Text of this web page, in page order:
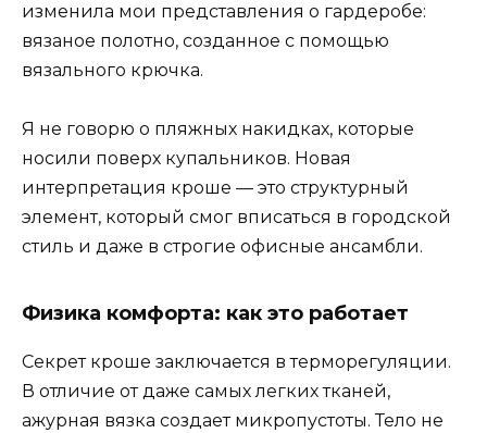
изменила мои представления о гардеробе:
вязаное полотно, созданное с помощью
вязального крючка.
Я не говорю о пляжных накидках, которые
носили поверх купальников. Новая
интерпретация кроше — это структурный
элемент, который смог вписаться в городской
стиль и даже в строгие офисные ансамбли.
Физика комфорта: как это работает
Секрет кроше заключается в терморегуляции.
В отличие от даже самых легких тканей,
ажурная вязка создает микропустоты. Тело не